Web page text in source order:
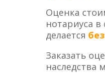
Оценка
нотариуса в
делается
Заказать
наследства